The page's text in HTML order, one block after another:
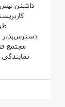
داشتن
دسترس‌پذیر